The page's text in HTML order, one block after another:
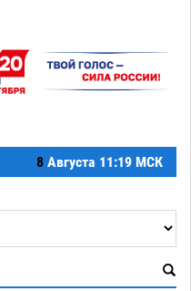
8 Августа 11:19 МСК